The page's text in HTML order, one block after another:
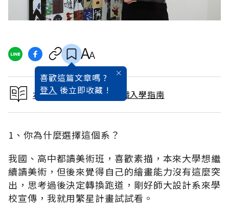
喜歡這篇文章嗎 ?
登入 後立即收藏 !
本文出自2017大學暨技職入學指南
1、你為什麼選擇這個系？
我國、高中都讀美術班，喜歡素描，本來大學想繼
續讀美術，但後來覺得自己的繪畫能力沒有這麼突
出，思考過後決定轉換跑道，剛好師大設計系來學
校宣傳，我就用繁星計畫試試看。